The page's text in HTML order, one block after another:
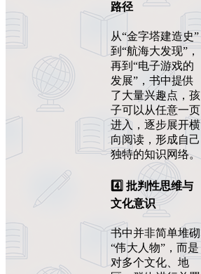
路径
从“金字塔建造史”
到“航海大发现”，
再到“电子游戏的
发展”，书中提供
了大量兴趣点，孩
子可以从任意一页
进入，逐步展开横
向阅读，形成自己
独特的知识网络。
4️⃣ 批判性思维与
文化意识
书中并非简单堆砌
“伟大人物”，而是
对多个文化、地